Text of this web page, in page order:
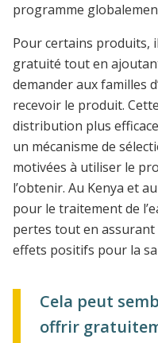
programme
Pour certains produits,
gratuité tout en
demander aux familles
recevoir le produit.
distribution plus
un mécanisme de
motivées à utiliser le
l’obtenir. Au Kenya et
pour le traitement de
pertes tout en assurant
effets positifs pour la
Cela peut
offrir